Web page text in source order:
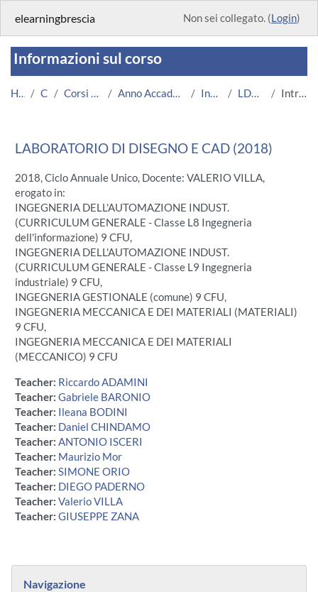
elearningbrescia Non sei collegato. (Login)
Informazioni sul corso
Home Corsi Corsi Istituzionali Anno Accademico 2018/2019 Ingegneria LDCAD 2018 Introduzione
LABORATORIO DI DISEGNO E CAD (2018)
2018, Ciclo Annuale Unico, Docente: VALERIO VILLA,
erogato in:
INGEGNERIA DELL'AUTOMAZIONE INDUST.
(CURRICULUM GENERALE - Classe L8 Ingegneria
dell'informazione) 9 CFU,
INGEGNERIA DELL'AUTOMAZIONE INDUST.
(CURRICULUM GENERALE - Classe L9 Ingegneria
industriale) 9 CFU,
INGEGNERIA GESTIONALE (comune) 9 CFU,
INGEGNERIA MECCANICA E DEI MATERIALI (MATERIALI)
9 CFU,
INGEGNERIA MECCANICA E DEI MATERIALI
(MECCANICO) 9 CFU
Teacher: Riccardo ADAMINI
Teacher: Gabriele BARONIO
Teacher: Ileana BODINI
Teacher: Daniel CHINDAMO
Teacher: ANTONIO ISCERI
Teacher: Maurizio Mor
Teacher: SIMONE ORIO
Teacher: DIEGO PADERNO
Teacher: Valerio VILLA
Teacher: GIUSEPPE ZANA
Blocchi
Navigazione